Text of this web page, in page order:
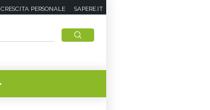
CRESCITA PERSONALE SAPERE.IT